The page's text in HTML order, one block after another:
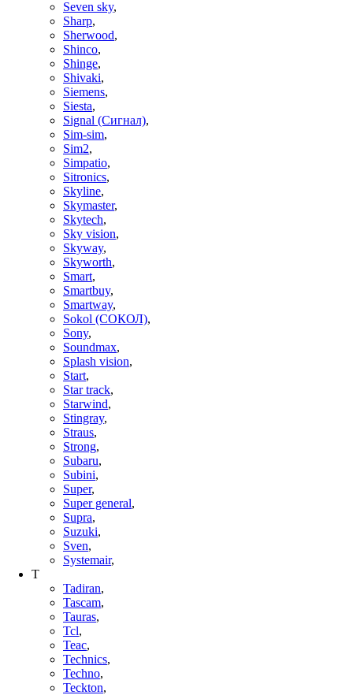
Seven sky,
Sharp,
Sherwood,
Shinco,
Shinge,
Shivaki,
Siemens,
Siesta,
Signal (Сигнал),
Sim-sim,
Sim2,
Simpatio,
Sitronics,
Skyline,
Skymaster,
Skytech,
Sky vision,
Skyway,
Skyworth,
Smart,
Smartbuy,
Smartway,
Sokol (СОКОЛ),
Sony,
Soundmax,
Splash vision,
Start,
Star track,
Starwind,
Stingray,
Straus,
Strong,
Subaru,
Subini,
Super,
Super general,
Supra,
Suzuki,
Sven,
Systemair,
T
Tadiran,
Tascam,
Tauras,
Tcl,
Teac,
Technics,
Techno,
Teckton,